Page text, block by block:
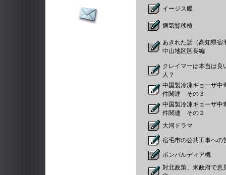
イージス艦
病気腎移植
あきれた話（高知県宿
中山地区区長編
クレイマーは本当は良
人？
中国製冷凍ギョーザ中
件関連 その３
中国製冷凍ギョーザ中
件関連 その２
大河ドラマ
宿毛市の公共工事への
ボンバルディア機
対北政策、米政府で意